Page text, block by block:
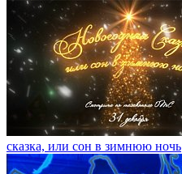
сказка, или сон в зимнюю ночь